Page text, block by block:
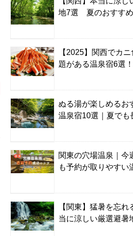
地7選 夏のおすす
【2025】関西でカ
題がある温泉宿6選
ぬる湯が楽しめるお
温泉宿10選｜夏でも
関東の穴場温泉｜今
も予約が取りやすい
【関東】猛暑を忘れ
当に涼しい厳選避暑